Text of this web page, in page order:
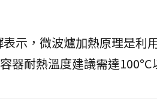
示，微波爐加熱原理是利
器耐熱溫度建議需達100°C